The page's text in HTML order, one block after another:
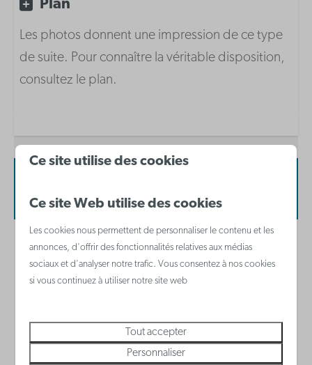
Cafetière à filtre
Four micro-ondes combiné
Réfrigérateur
Waterkoker
Plan
Les photos donnent une impression de ce type
de suite. Pour connaître la véritable disposition,
consultez le plan.
2 personnes
lun
10 août
mar
11 août
mer
Ce site utilise des cookies
Ce site Web utilise des cookies
Les cookies nous permettent de personnaliser le contenu et les
annonces, d'offrir des fonctionnalités relatives aux médias
sociaux et d'analyser notre trafic. Vous consentez à nos cookies
si vous continuez à utiliser notre site web
Tout accepter
Personnaliser